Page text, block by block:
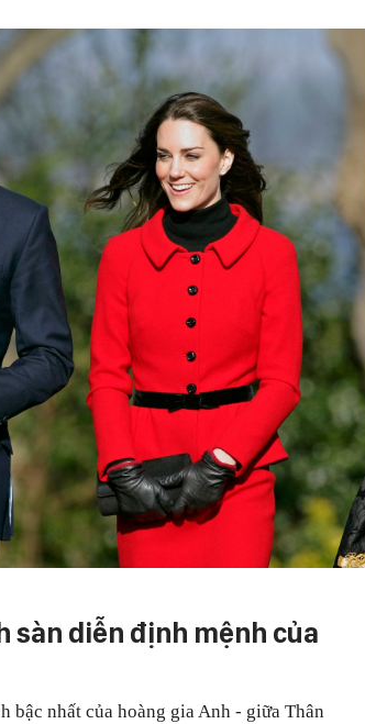
sàn diễn định mệnh của
bậc nhất của hoàng gia Anh - giữa Thân